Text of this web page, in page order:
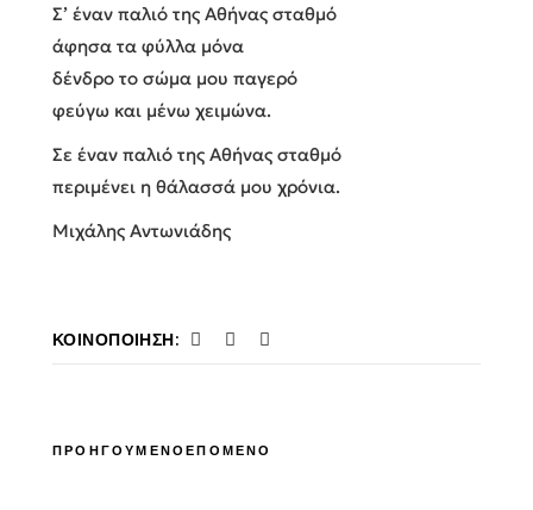
Σ’ έναν παλιό της Αθήνας σταθμό
άφησα τα φύλλα μόνα
δένδρο το σώμα μου παγερό
φεύγω και μένω χειμώνα.
Σε έναν παλιό της Αθήνας σταθμό
περιμένει η θάλασσά μου χρόνια.
Μιχάλης Αντωνιάδης
ΚΟΙΝΟΠΟΊΗΣΗ:
ΠΡΟΗΓΟΥΜΕΝΟΕΠΟΜΕΝΟ